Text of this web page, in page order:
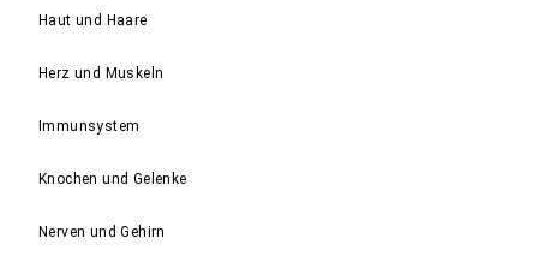
Haut und Haare
Herz und Muskeln
Immunsystem
Knochen und Gelenke
Nerven und Gehirn